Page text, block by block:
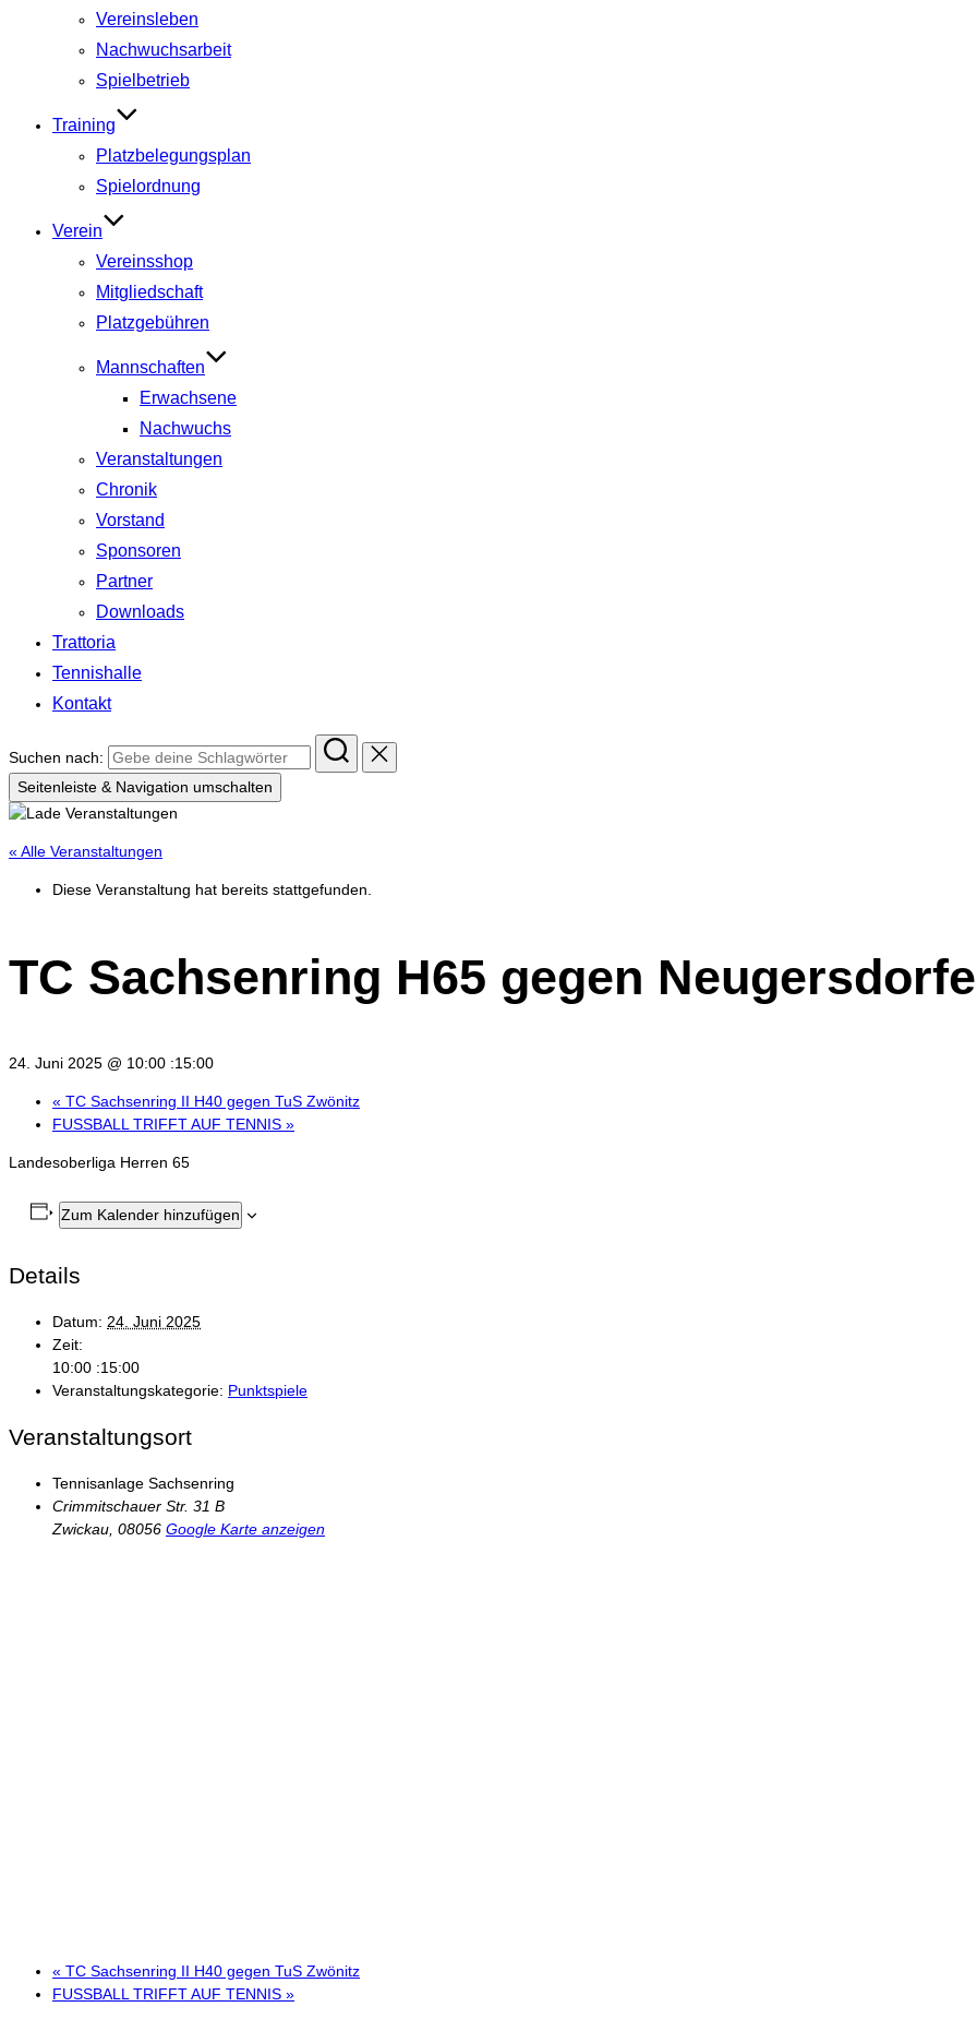
Vereinsleben
Nachwuchsarbeit
Spielbetrieb
Training
Platzbelegungsplan
Spielordnung
Verein
Vereinsshop
Mitgliedschaft
Platzgebühren
Mannschaften
Erwachsene
Nachwuchs
Veranstaltungen
Chronik
Vorstand
Sponsoren
Partner
Downloads
Trattoria
Tennishalle
Kontakt
Suchen nach:
Seitenleiste & Navigation umschalten
« Alle Veranstaltungen
Diese Veranstaltung hat bereits stattgefunden.
TC Sachsenring H65 gegen
24. Juni 2025 @ 10:00 :15:00
« TC Sachsenring II H40 gegen TuS Zwönitz
FUSSBALL TRIFFT AUF TENNIS »
Landesoberliga Herren 65
Zum Kalender hinzufügen
Details
Datum: 24. Juni 2025
Zeit:
10:00 :15:00
Veranstaltungskategorie: Punktspiele
Veranstaltungsort
Tennisanlage Sachsenring
Crimmitschauer Str. 31 B
Zwickau 08056 Google Karte anzeigen
« TC Sachsenring II H40 gegen TuS Zwönitz
FUSSBALL TRIFFT AUF TENNIS »